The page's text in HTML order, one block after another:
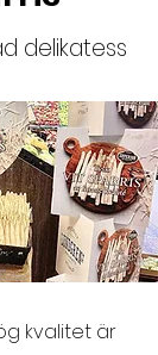
delikatess
kvalitet är